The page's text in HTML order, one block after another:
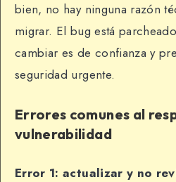
bien, no hay ninguna razón
migrar. El bug está
cambiar es de confianza y
seguridad urgente.
Errores comunes al
vulnerabilidad
Error 1: actualizar y no